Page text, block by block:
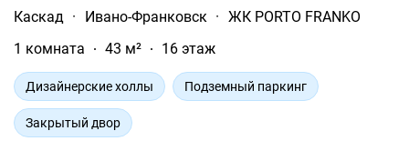
Каскад · Ивано-Франковск · ЖК PORTO FRANKO
1 комната
43 м² 16 этаж
Дизайнерские холлы Подземный паркинг
Закрытый двор